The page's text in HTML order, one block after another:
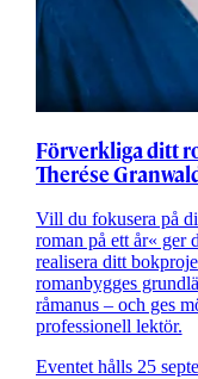
Förverkliga ditt
Therése
Vill du fokusera på
roman på ett år« ger
realisera ditt
romanbygges
råmanus – och ges
professionell lektör.
Eventet hålls 25